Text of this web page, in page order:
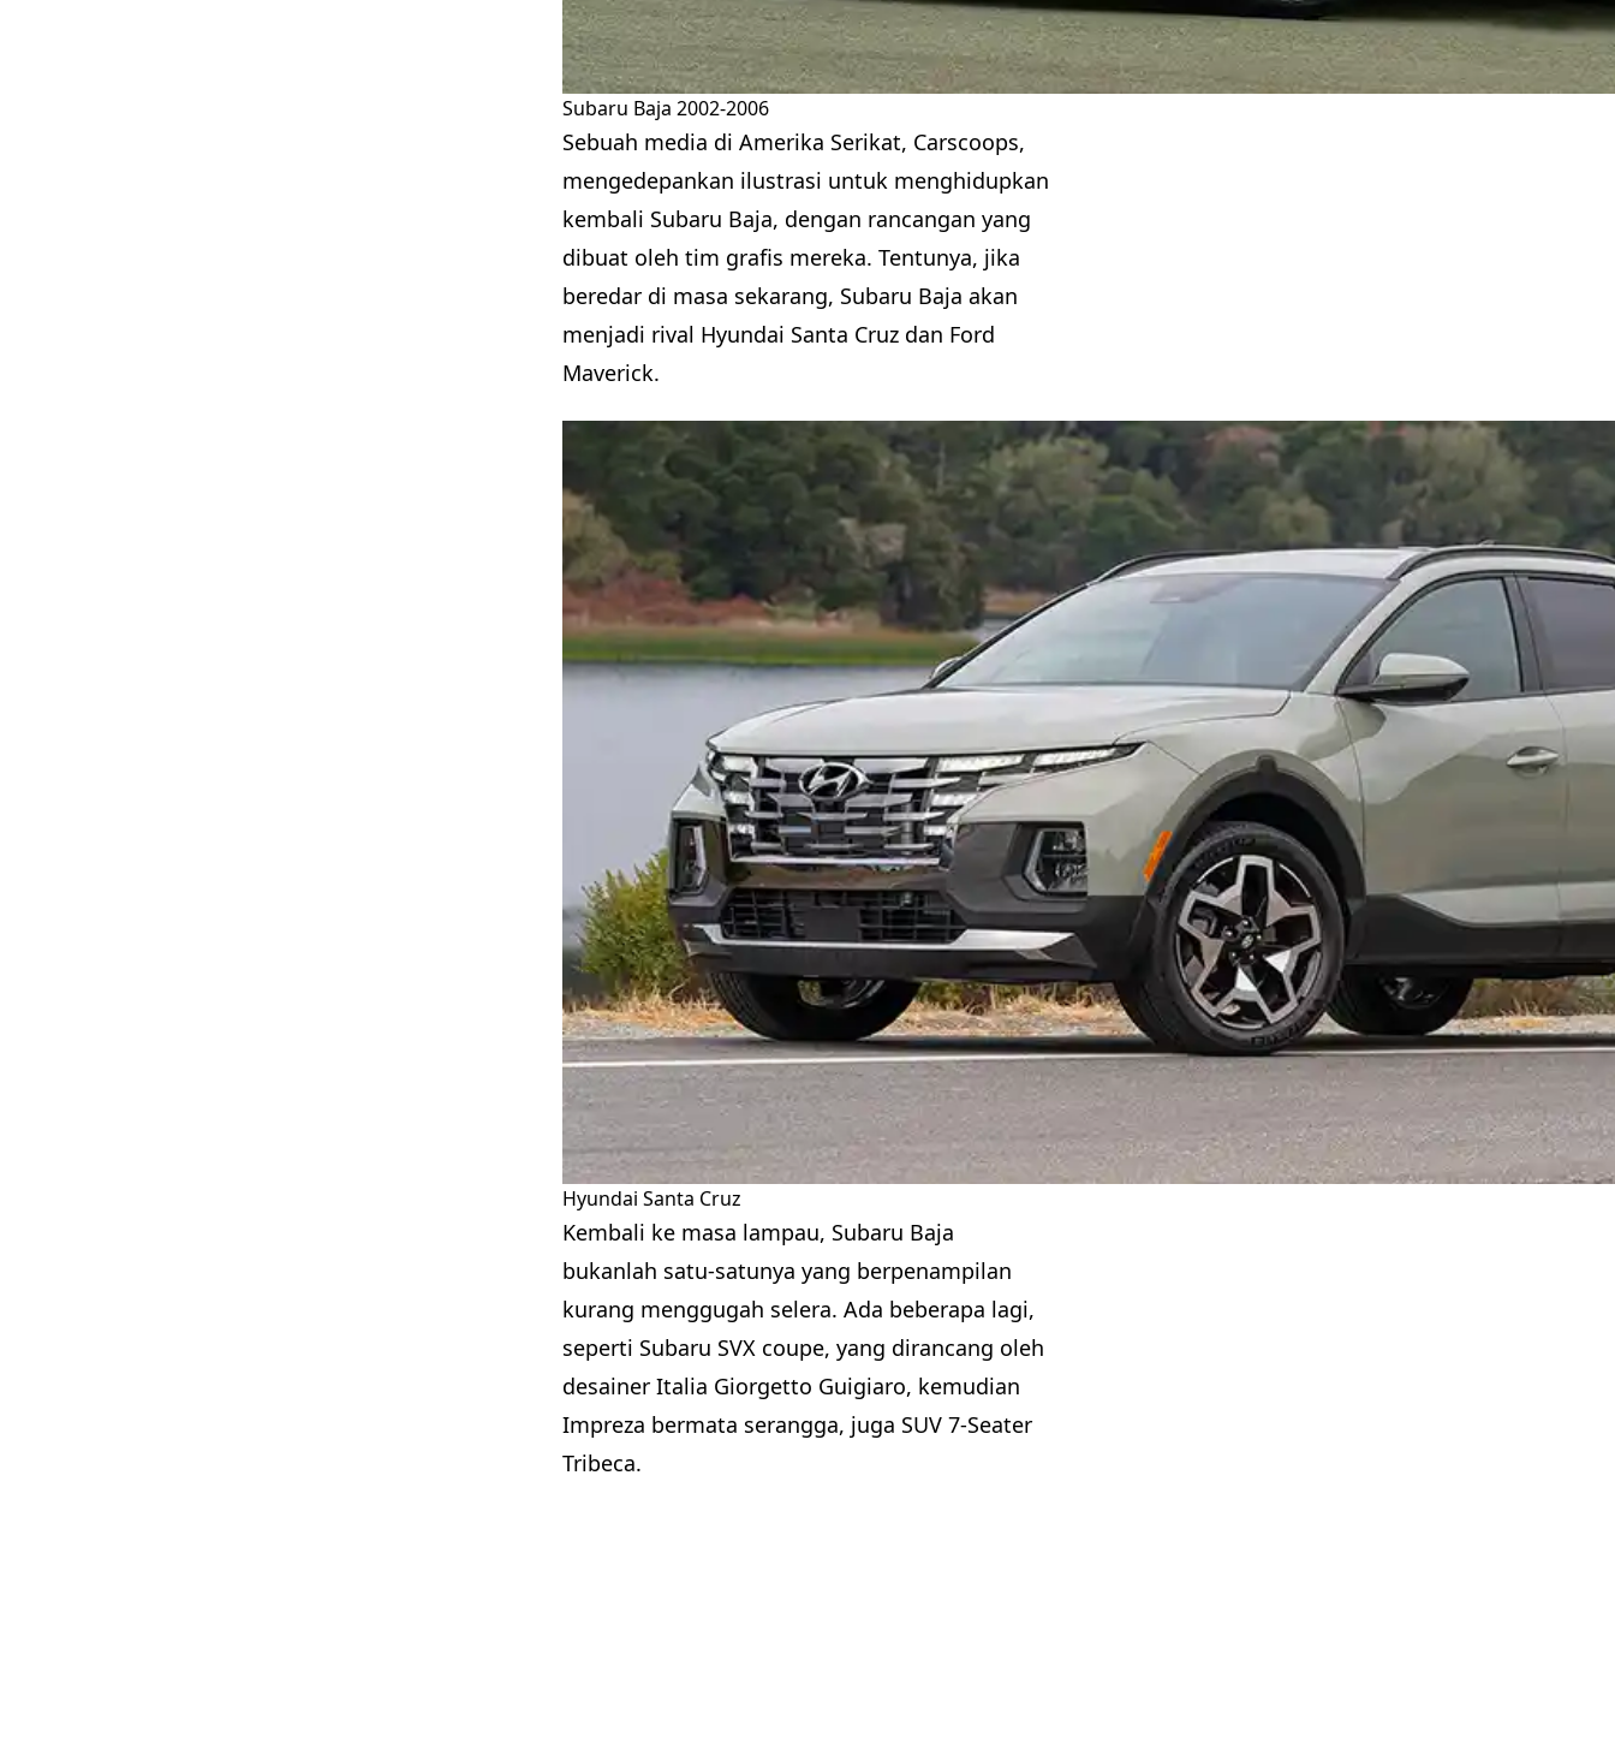
Subaru Baja 2002-2006
Sebuah media di Amerika Serikat, Carscoops,
mengedepankan ilustrasi untuk menghidupkan
kembali Subaru Baja, dengan rancangan yang
dibuat oleh tim grafis mereka. Tentunya, jika
beredar di masa sekarang, Subaru Baja akan
menjadi rival Hyundai Santa Cruz dan Ford
Maverick.
Hyundai Santa Cruz
Kembali ke masa lampau, Subaru Baja
bukanlah satu-satunya yang berpenampilan
kurang menggugah selera. Ada beberapa lagi,
seperti Subaru SVX coupe, yang dirancang oleh
desainer Italia Giorgetto Guigiaro, kemudian
Impreza bermata serangga, juga SUV 7-Seater
Tribeca.